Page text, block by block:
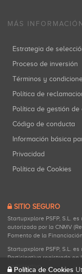
MÁS INFORMACIÓN
Estrategia de
Proceso de inversión
Términos y
Política de
Política de gestión
Código de conducta
Información básica
Privacidad
Política de Cookies
SITIO SEGURO
Startupxplore PSFP, S.L.
autorizada por la CNMV
Fomento de la
Startupxplore PSFP, S.L.
Participativa registrado en
participativa.
Política de Cookies